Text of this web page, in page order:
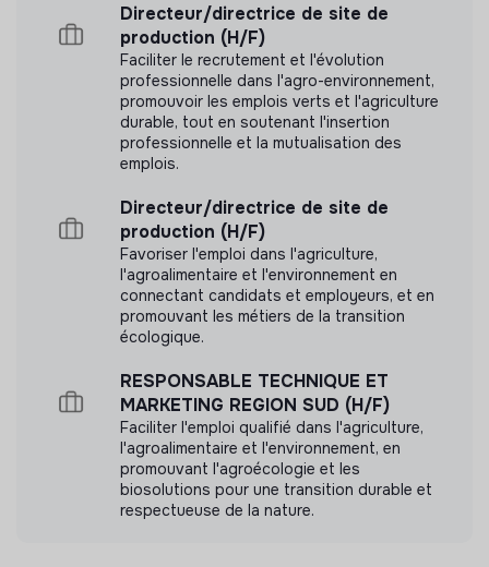
Directeur/directrice de site de
production (H/F)
Faciliter le recrutement et l'évolution
professionnelle dans l'agro-environnement,
promouvoir les emplois verts et l'agriculture
durable, tout en soutenant l'insertion
professionnelle et la mutualisation des
emplois.
Directeur/directrice de site de
production (H/F)
Favoriser l'emploi dans l'agriculture,
l'agroalimentaire et l'environnement en
connectant candidats et employeurs, et en
promouvant les métiers de la transition
écologique.
RESPONSABLE TECHNIQUE ET
MARKETING REGION SUD (H/F)
Faciliter l'emploi qualifié dans l'agriculture,
l'agroalimentaire et l'environnement, en
promouvant l'agroécologie et les
biosolutions pour une transition durable et
respectueuse de la nature.